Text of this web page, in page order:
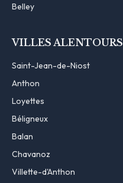
Belley
VILLES ALENTOURS
Saint-Jean-de-Niost
Anthon
Loyettes
Béligneux
Balan
Chavanoz
Villette-d'Anthon